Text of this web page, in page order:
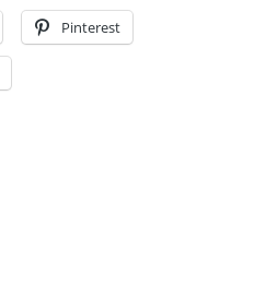
Pinterest